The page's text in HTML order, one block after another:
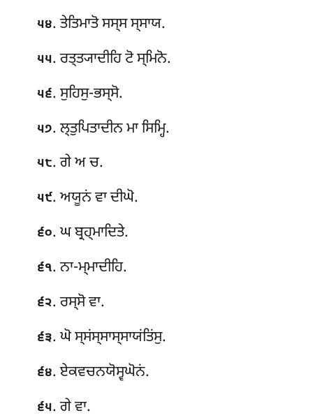
੫੪. ਤੇਤਿਮਾਤੋ ਸਸ੍ਸ ਸ੍ਸਾਯ.
੫੫. ਰਤ੍ਤ੍ਯਾਦੀਹਿ ਟੋ ਸ੍ਮਿਨੋ.
੫੬. ਸੁਹਿਸੁ-ਭਸ੍ਸੋ.
੫੭. ਲ੍ਤੁਪਿਤਾਦੀਨਮਾ ਸਿਮ੍ਹਿ.
੫੮. ਗੇ ਅ ਚ.
੫੯. ਅਯੂਨਂ ਵਾ ਦੀਘੋ.
੬੦. ਘ ਬ੍ਰਹ੍ਮਾਦਿਤੇ.
੬੧. ਨਾ-ਮ੍ਮਾਦੀਹਿ.
੬੨. ਰਸ੍ਸੋ ਵਾ.
੬੩. ਘੋ ਸ੍ਸਂਸ੍ਸਾਸ੍ਸਾਯਂਤਿਂਸੁ.
੬੪. ਏਕਵਚਨਯੋਸ੍ਵਘੋਨਂ.
੬੫. ਗੇ ਵਾ.